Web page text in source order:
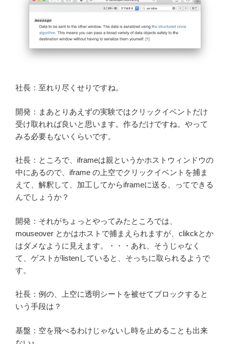
社長：至れり尽くせりですね。
開発：まあとりあえずの実験ではクリックイベントだけ
受け取れれば良いと思います。作るだけですね。やって
みる必要もないくらいです。
社長：ところで、iframeは親というかホストウィンドウの
中にあるので、iframe の上空でクリックイベントを捕ま
えて、解釈して、加工してからiframeに送る、ってできる
んでしょうか？
開発：それがちょっとやってみたところでは、
mouseover とかはホストで捕まえられますが、clikckとか
はダメなように見えます。・・・あれ、そうじゃなく
て、ゲストがlistenしていると、そっちに取られるようで
す。
社長：例の、上空に透明シートを被せてブロックすると
いう手段は？
基盤：空を飛べるわけじゃないし時を止めることも出来